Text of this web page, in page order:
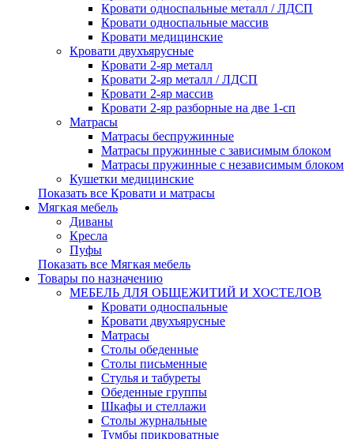
Кровати односпальные металл / ЛДСП
Кровати односпальные массив
Кровати медицинские
Кровати двухъярусные
Кровати 2-яр металл
Кровати 2-яр металл / ЛДСП
Кровати 2-яр массив
Кровати 2-яр разборные на две 1-сп
Матрасы
Матрасы беспружинные
Матрасы пружинные с зависимым блоком
Матрасы пружинные с независимым блоком
Кушетки медицинские
Показать все Кровати и матрасы
Мягкая мебель
Диваны
Кресла
Пуфы
Показать все Мягкая мебель
Товары по назначению
МЕБЕЛЬ ДЛЯ ОБЩЕЖИТИЙ И ХОСТЕЛОВ
Кровати односпальные
Кровати двухъярусные
Матрасы
Столы обеденные
Столы письменные
Стулья и табуреты
Обеденные группы
Шкафы и стеллажи
Столы журнальные
Тумбы прикроватные